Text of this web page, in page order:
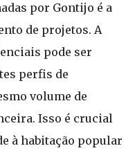
por Gontijo é a
de projetos. A
pode ser
perfis de
volume de
Isso é crucial
à habitação popular